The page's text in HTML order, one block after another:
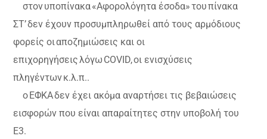
στον υποπίνακα «Αφορολόγητα έσοδα» του πίνακα
ΣΤ’ δεν έχουν προσυμπληρωθεί από τους αρμόδιους
φορείς οι αποζημιώσεις και οι
επιχορηγήσεις λόγω COVID, οι ενισχύσεις
πληγέντων κ.λ.π..
ο ΕΦΚΑ δεν έχει ακόμα αναρτήσει τις βεβαιώσεις
εισφορών που είναι απαραίτητες στην υποβολή του
Ε3.